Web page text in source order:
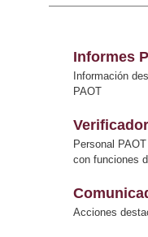
Informes
Información
PAOT
Personal
con funciones
Acciones